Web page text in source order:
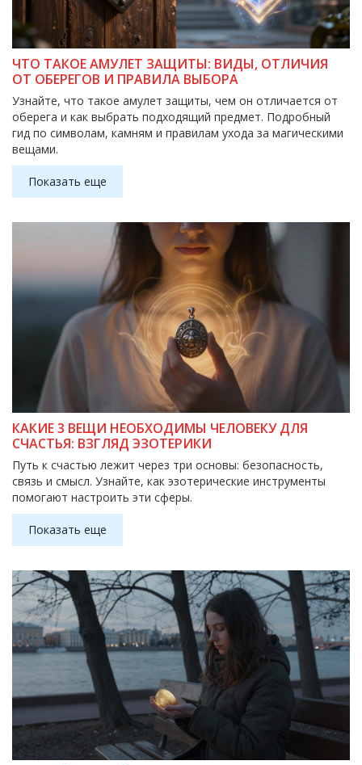
ЧТО ТАКОЕ АМУЛЕТ ЗАЩИТЫ: ВИДЫ, ОТЛИЧИЯ
ОТ ОБЕРЕГОВ И ПРАВИЛА ВЫБОРА
Узнайте, что такое амулет защиты, чем он отличается от
оберега и как выбрать подходящий предмет. Подробный
гид по символам, камням и правилам ухода за магическими
вещами.
Показать еще
КАКИЕ 3 ВЕЩИ НЕОБХОДИМЫ ЧЕЛОВЕКУ ДЛЯ
СЧАСТЬЯ: ВЗГЛЯД ЭЗОТЕРИКИ
Путь к счастью лежит через три основы: безопасность,
связь и смысл. Узнайте, как эзотерические инструменты
помогают настроить эти сферы.
Показать еще